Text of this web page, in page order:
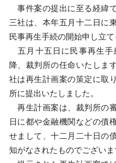
事件案の提出に至る経緯
三社は、本年五月十二日に
民事再生手続の開始申し立て
五月十五日に民事再生手
降、裁判所の任命いたしま
社は再生計画案の策定に取
所に提出いたしました。
再生計画案は、裁判所の
日に都や金融機関などの債
せまして、十二月二十日の
知がなされたものでございま